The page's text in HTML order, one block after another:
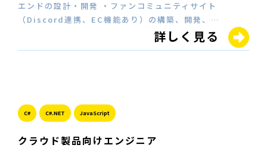
エンドの設計・開発 ・ファンコミュニティサイト
（Discord連携、EC機能あり）の構築、開発、…
詳しく見る
C# C#.NET JavaScript
クラウド製品向けエンジニア